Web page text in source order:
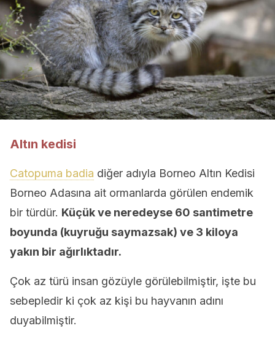
Altın kedisi
Catopuma badia diğer adıyla Borneo Altın Kedisi
Borneo Adasına ait ormanlarda görülen endemik
bir türdür. Küçük ve neredeyse 60 santimetre
boyunda (kuyruğu saymazsak) ve 3 kiloya
yakın bir ağırlıktadır.
Çok az türü insan gözüyle görülebilmiştir, işte bu
sebepledir ki çok az kişi bu hayvanın adını
duyabilmiştir.